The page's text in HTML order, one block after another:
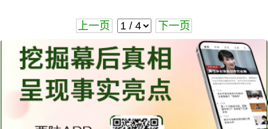
上一页 下一页